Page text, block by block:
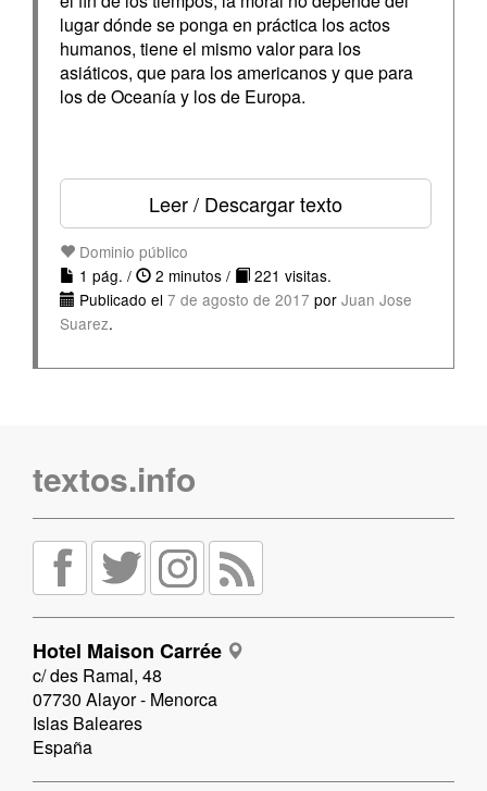
lugar dónde se ponga en práctica los actos
humanos, tiene el mismo valor para los
asiáticos, que para los americanos y que para
los de Oceanía y los de Europa.
Leer / Descargar texto
Dominio público
1 pág. /
2 minutos /
221 visitas.
Publicado el 7 de agosto de 2017 por Juan Jose
Suarez.
textos.info
Hotel Maison Carrée
c/ des Ramal, 48
07730 Alayor - Menorca
Islas Baleares
España